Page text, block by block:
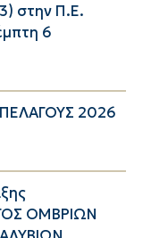
στην Π.Ε.
6
2026
ΟΜΒΡΙΩΝ